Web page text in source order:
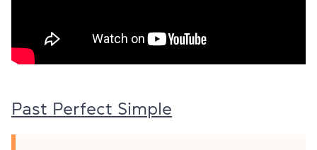
Past Perfect Simple